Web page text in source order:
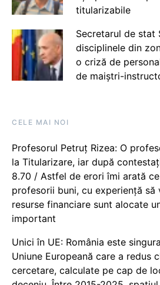
titularizabile
Secretarul de stat
disciplinele din
o criză de
de maiștri-
CELE MAI NOI
Profesorul Petruț Rizea: O
la Titularizare, iar după
8.70 / Astfel de erori îmi arată
profesorii buni, cu experiență
resurse financiare sunt alocate
important
Unici în UE: România este
Uniune Europeană care a redus
cercetare, calculate pe cap de